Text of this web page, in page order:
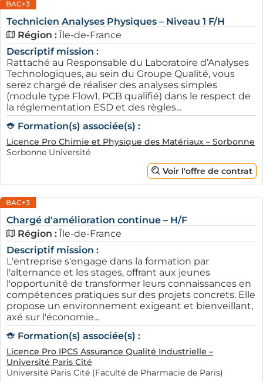
BAC+3
Technicien Analyses Physiques – Niveau 1 F/H
Région : Île-de-France
Descriptif mission :
Rattaché au Responsable du Laboratoire d’Analyses
Technologiques, au sein du Groupe Qualité, vous
serez chargé de réaliser des analyses simples
(module type Flow1, PCB qualifié) dans le respect de
la réglementation ESD et des règles...
Formation(s) associée(s) :
Licence Pro Chimie et Physique des Matériaux – Sorbonne
Sorbonne Université
Voir l'offre de contrat
BAC+3
Chargé d'amélioration continue – H/F
Région : Île-de-France
Descriptif mission :
L'entreprise s'engage dans la formation par
l'alternance et les stages, offrant aux jeunes
l'opportunité de transformer leurs connaissances en
compétences pratiques sur des projets concrets. Elle
propose un environnement exigeant et bienveillant,
axé sur l'économie...
Formation(s) associée(s) :
Licence Pro IPCS Assurance Qualité Industrielle –
Université Paris Cité
Université Paris Cité (Faculté de Pharmacie de Paris)